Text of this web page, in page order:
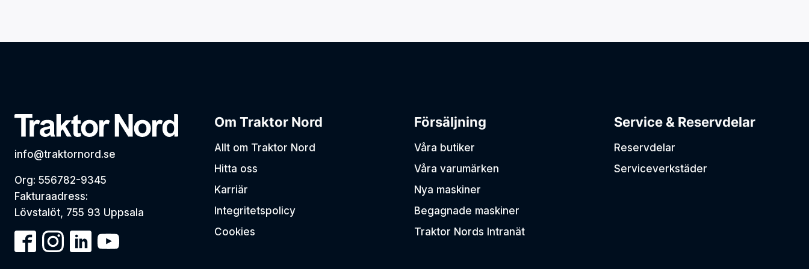
info@traktornord.se
Org: 556782-9345
Fakturaadress:
Lövstalöt, 755 93 Uppsala
Om Traktor Nord
Allt om Traktor Nord
Hitta oss
Karriär
Integritetspolicy
Cookies
Försäljning
Våra butiker
Våra varumärken
Nya maskiner
Begagnade maskiner
Traktor Nords Intranät
Service & Reservdelar
Reservdelar
Serviceverkstäder